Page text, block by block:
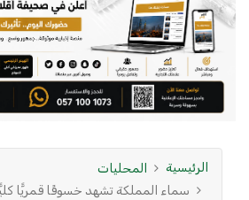
الرئيسية
المحليات
سماء المملكة تشهد خسوفًا قمريًّا كليًّا